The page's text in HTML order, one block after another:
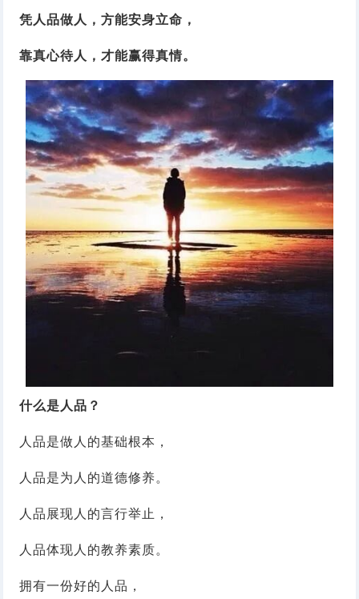
凭人品做人，方能安身立命，
靠真心待人，才能赢得真情。
什么是人品？
人品是做人的基础根本，
人品是为人的道德修养。
人品展现人的言行举止，
人品体现人的教养素质。
拥有一份好的人品，